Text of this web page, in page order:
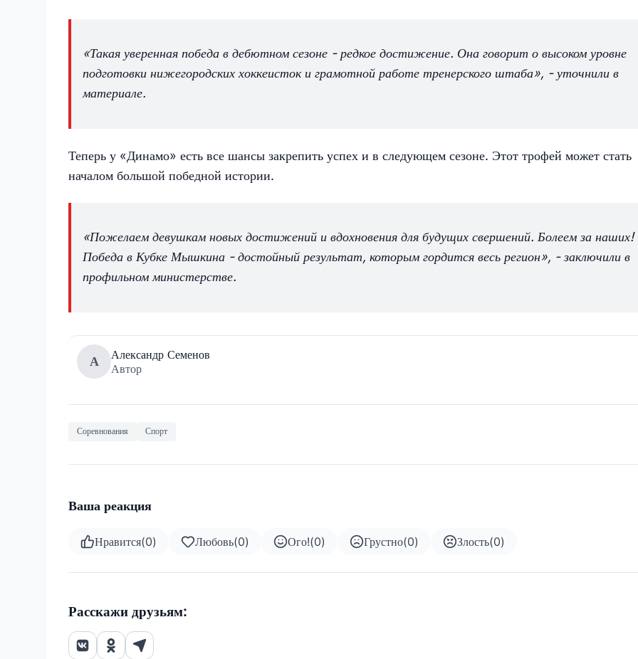
«Такая уверенная победа в дебютном сезоне - редкое достижение. Она говорит о высоком уровне
подготовки нижегородских хоккеисток и грамотной работе тренерского штаба», - уточнили в
материале.
Теперь у «Динамо» есть все шансы закрепить успех и в следующем сезоне. Этот трофей может стать
началом большой победной истории.
«Пожелаем девушкам новых достижений и вдохновения для будущих свершений. Болеем за наших!
Победа в Кубке Мышкина - достойный результат, которым гордится весь регион», - заключили в
профильном министерстве.
А
Александр Семенов
Автор
Соревнования Спорт
Ваша реакция
Нравится(0) Любовь(0) Ого!(0) Грустно(0) Злость(0)
Расскажи друзьям: